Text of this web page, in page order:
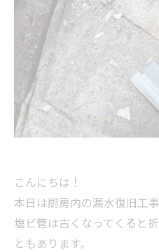
こんにちは！
本日は厨房内の漏水復旧工事
塩ビ管は古くなってくると
ともあります。